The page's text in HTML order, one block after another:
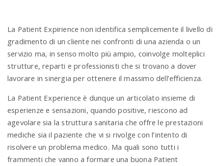
La Patient Expirience non identifica semplicemente il livello di
gradimento di un cliente nei confronti di una azienda o un
servizio ma, in senso molto più ampio, coinvolge molteplici
strutture, reparti e professionisti che si trovano a dover
lavorare in sinergia per ottenere il massimo dell’efficienza.
La Patient Experience è dunque un articolato insieme di
esperienze e sensazioni, quando positive, riescono ad
agevolare sia la struttura sanitaria che offre le prestazioni
mediche sia il paziente che vi si rivolge con l’intento di
risolvere un problema medico. Ma quali sono tutti i
frammenti che vanno a formare una buona Patient